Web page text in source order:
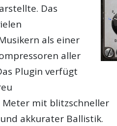
Das
als einer
aller
Plugin verfügt
Meter mit blitzschneller
akkurater Ballistik.